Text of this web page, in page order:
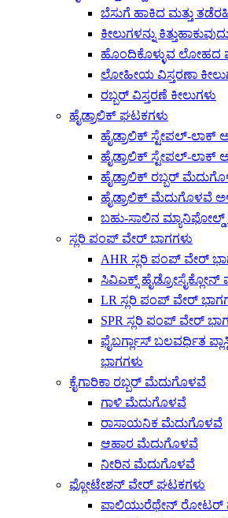
ಬೆಸುಗೆ ಹಾಕಿದ ಮತ್ತು
ಕೀಲುಗಳನ್ನು
ಹೊಂದಿಕೊಳ್ಳುವ ಲೋಹದ
ಲೋಹೀಯ ವಿಸ್ತರಣಾ
ರಬ್ಬರ್ ವಿಸ್ತರಣೆ ಕೀಲುಗಳು
ಹೈಡ್ರಾಲಿಕ್ ಘಟಕಗಳು
ಹೈಡ್ರಾಲಿಕ್ ಸ್ಟೇಪಲ್-ಲಾಕ್
ಹೈಡ್ರಾಲಿಕ್ ಸ್ಟೇಪಲ್-ಲಾಕ್
ಹೈಡ್ರಾಲಿಕ್ ರಬ್ಬರ್
ಹೈಡ್ರಾಲಿಕ್ ಮೆದುಗೊಳವೆ
ಬಹು-ಸಾಲಿನ
ಸ್ಲರಿ ಪಂಪ್ ವೇರ್ ಭಾಗಗಳು
AHR ಸ್ಲರಿ ಪಂಪ್ ವೇರ್
ಸಿವಿಎಕ್ಸ್ ಹೈಡ್ರೋಸೈಕ್ಲೋನ್
LR ಸ್ಲರಿ ಪಂಪ್ ವೇರ್
SPR ಸ್ಲರಿ ಪಂಪ್ ವೇರ್
ಫೈಬರ್ಗ್ಲಾಸ್ ಬಲವರ್ಧಿತ
ಭಾಗಗಳು
ಕೈಗಾರಿಕಾ ರಬ್ಬರ್ ಮೆದುಗೊಳವೆ
ಗಾಳಿ ಮೆದುಗೊಳವೆ
ರಾಸಾಯನಿಕ ಮೆದುಗೊಳವೆ
ಆಹಾರ ಮೆದುಗೊಳವೆ
ನೀರಿನ ಮೆದುಗೊಳವೆ
ಫ್ಲೋಟೇಶನ್ ವೇರ್ ಘಟಕಗಳು
ಪಾಲಿಯುರೆಥೇನ್ ರೋಟರ್